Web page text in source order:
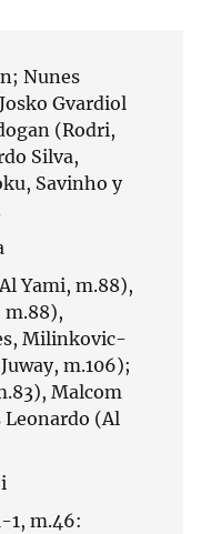
Nunes
Gvardiol
(Rodri,
Silva,
Savinho y
Yami, m.88),
Milinkovic-
m.106);
Malcom
Leonardo (Al
1, m.46: